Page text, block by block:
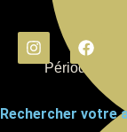
Périodes
Rechercher votre